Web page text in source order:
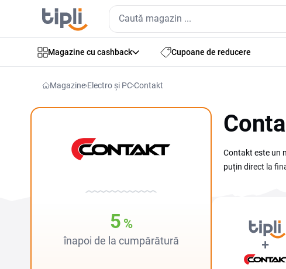
Magazine cu cashback Cupoane de reducere
Magazine Electro și PCContakt
5 %
înapoi de la cumpărătură
Contakt este un
puțin direct la
prețul se
să alegi